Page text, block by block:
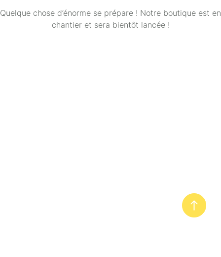
Quelque chose d’énorme se prépare ! Notre boutique est en
chantier et sera bientôt lancée !